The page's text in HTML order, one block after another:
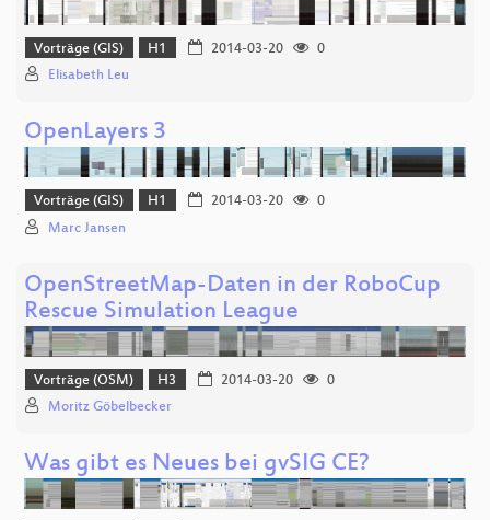
Vorträge (GIS) H1 2014-03-20
0
Elisabeth Leu
OpenLayers 3
Vorträge (GIS) H1 2014-03-20
0
Marc Jansen
OpenStreetMap-Daten in der RoboCup
Rescue Simulation League
Vorträge (OSM) H3 2014-03-20
0
Moritz Göbelbecker
Was gibt es Neues bei gvSIG CE?